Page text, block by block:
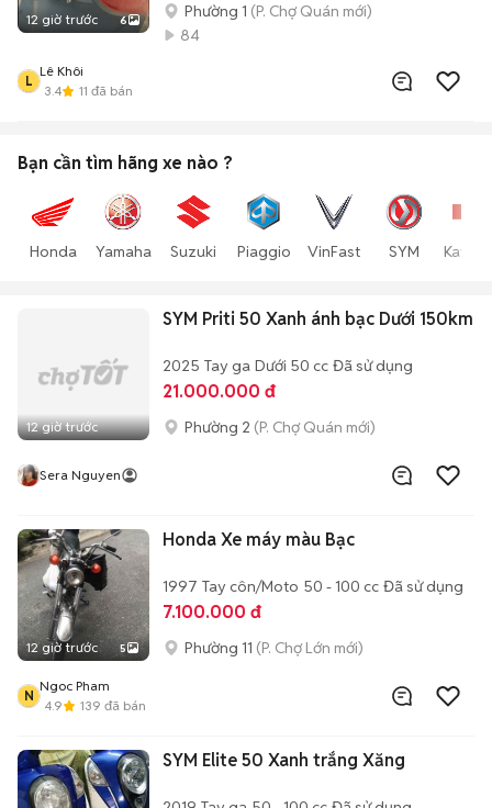
12 giờ trước 6 Phường 1 (P. Chợ Quán mới)
84
L
Lê Khôi
3.4
11 đã bán
Bạn cần tìm hãng xe nào ?
Honda Yamaha Suzuki Piaggio VinFast SYM
12 giờ trước
SYM Priti 50 Xanh ánh bạc Dưới 150km
2025 Tay ga Dưới 50 cc Đã sử dụng
21.000.000 đ
Phường 2 (P. Chợ Quán mới)
Sera Nguyen
12 giờ trước 5
Honda Xe máy màu Bạc
1997 Tay côn/Moto 50 - 100 cc Đã sử dụng
7.100.000 đ
Phường 11 (P. Chợ Lớn mới)
N
Ngoc Pham
4.9
139 đã bán
SYM Elite 50 Xanh trắng Xăng